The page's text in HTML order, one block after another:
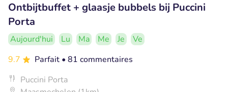
Ontbijtbuffet + glaasje bubbels bij Puccini
Porta
Aujourd'hui Lu Ma Me Je
Ve
9.7
Parfait • 81 commentaires
Puccini Porta